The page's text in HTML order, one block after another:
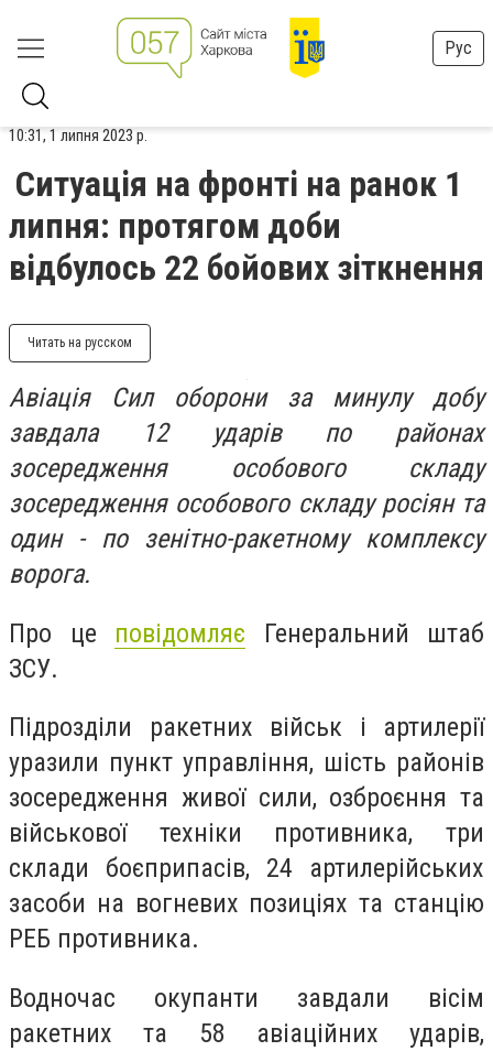
Рус
10:31, 1 липня 2023 р.
Ситуація на фронті на ранок 1
липня: протягом доби
відбулось 22 бойових зіткнення
Читать на русском
Авіація Сил оборони за минулу добу
завдала 12 ударів по районах
зосередження особового складу
зосередження особового складу росіян та
один - по зенітно-ракетному комплексу
ворога.
Про це повідомляє Генеральний штаб
ЗСУ.
Підрозділи ракетних військ і артилерії
уразили пункт управління, шість районів
зосередження живої сили, озброєння та
військової техніки противника, три
склади боєприпасів, 24 артилерійських
засоби на вогневих позиціях та станцію
РЕБ противника.
Водночас окупанти завдали вісім
ракетних та 58 авіаційних ударів,